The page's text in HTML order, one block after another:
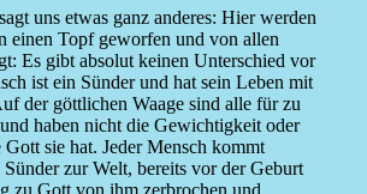
uns etwas ganz anderes: Hier werden
einen Topf geworfen und von allen
Es gibt absolut keinen Unterschied vor
ist ein Sünder und hat sein Leben mit
der göttlichen Waage sind alle für zu
haben nicht die Gewichtigkeit oder
sie hat. Jeder Mensch kommt
zur Welt, bereits vor der Geburt
zu Gott von ihm zerbrochen und